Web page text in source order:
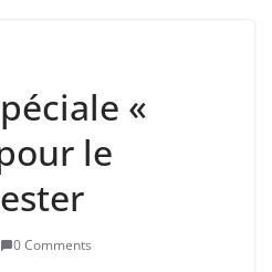
«
le
0 Comments